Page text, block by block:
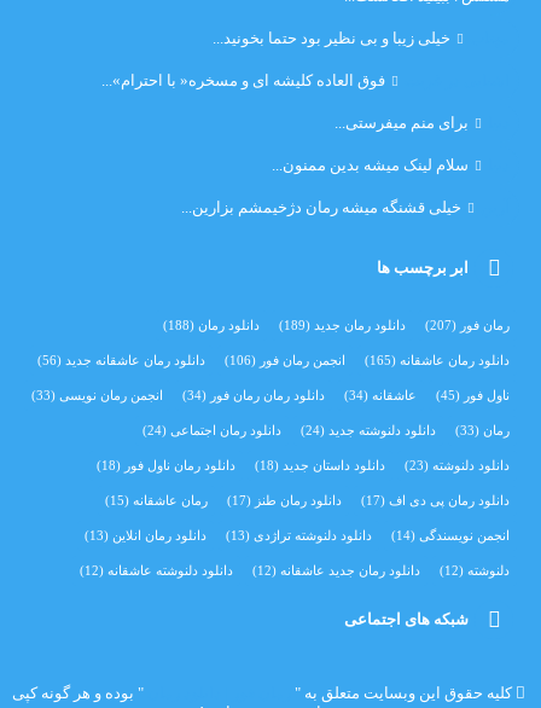
خیلی زیبا و بی نظیر بود حتما بخونید...
فوق العاده کلیشه ای و مسخره« با احترام»...
برای منم میفرستی...
سلام لینک میشه بدین ممنون...
خیلی قشنگه میشه رمان دژخیمشم بزارین...
ابر برچسب ها
رمان فور (207) دانلود رمان جدید (189) دانلود رمان(188)
دانلود رمان عاشقانه(165) انجمن رمان فور (106) دانلود رمان عاشقانه جدید (56)
ناول فور (45) عاشقانه(34) دانلود رمان رمان فور (34) انجمن رمان نویسی(33)
رمان(33) دانلود دلنوشته جدید (24) دانلود رمان اجتماعی‌(24)
دانلود دلنوشته(23) دانلود داستان جدید (18) دانلود رمان ناول فور (18)
دانلود رمان پی دی اف(17) دانلود رمان طنز (17) رمان عاشقانه(15)
انجمن نویسندگی(14) دانلود دلنوشته تراژدی‌ (13) دانلود رمان انلاین (13)
دلنوشته(12) دانلود رمان جدید عاشقانه(12) دانلود دلنوشته عاشقانه(12)
شبکه های اجتماعی
کلیه حقوق این وبسایت متعلق به "
" بوده و هر گونه کپی